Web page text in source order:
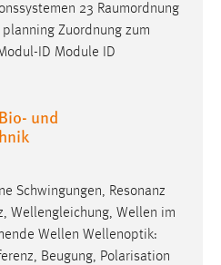
23 Raumordnung
Zuordnung zum
ID Module ID
und
Schwingungen, Resonanz
Wellengleichung, Wellen im
Wellen Wellenoptik:
Beugung, Polarisation